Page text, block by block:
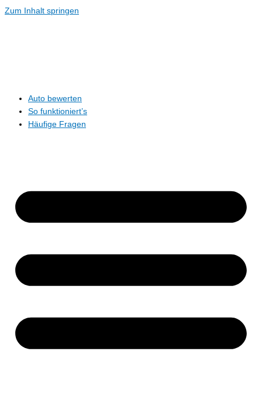
Zum Inhalt springen
Auto bewerten
So funktioniert’s
Häufige Fragen